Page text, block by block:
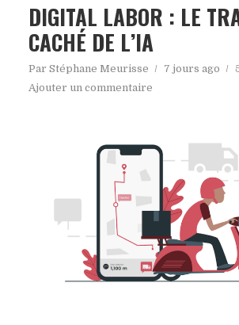
DIGITAL LABOR : LE
CACHÉ DE L’IA
Par Stéphane Meurisse 7 jours ago
Ajouter un commentaire